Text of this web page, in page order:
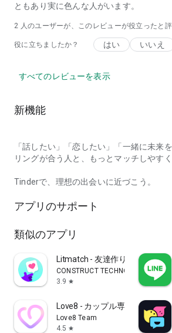
ともあり実に色んな人がいます。
2 人のユーザーが、このレビューが役立ったと
役に立ちましたか？ はい いいえ
すべてのレビューを表示
新機能
「話したい」「恋したい」「一緒に未来
リングが合う人と、もっとマッチしやすく
Tinderで、理想の出会いに近づこう。
アプリのサポート
類似のアプリ
Litmatch - 友達作り
CONSTRUCT TECHNOLOGY
3.9 star
Love8 - カップル専用アプリ
Love8 Team
4.5 star